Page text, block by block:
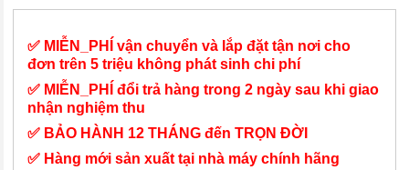
✅ MIỄN_PHÍ vận chuyển và lắp đặt tận nơi cho
đơn trên 5 triệu không phát sinh chi phí
✅ MIỄN_PHÍ đổi trả hàng trong 2 ngày sau khi giao
nhận nghiệm thu
✅ BẢO HÀNH 12 THÁNG đến TRỌN ĐỜI
✅ Hàng mới sản xuất tại nhà máy chính hãng